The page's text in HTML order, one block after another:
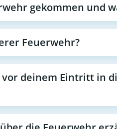
gekommen und
Feuerwehr?
deinem Eintritt in